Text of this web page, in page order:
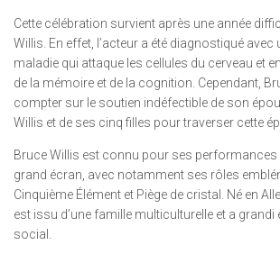
Cette célébration survient après une année
Willis. En effet, l’acteur a été diagnostiqué avec
maladie qui attaque les cellules du cerveau et
de la mémoire et de la cognition. Cependant,
compter sur le soutien indéfectible de son
Willis et de ses cinq filles pour traverser cette
Bruce Willis est connu pour ses
grand écran, avec notamment ses rôles
Cinquième Élément et Piège de cristal. Né en
est issu d’une famille multiculturelle et a grandi
social.